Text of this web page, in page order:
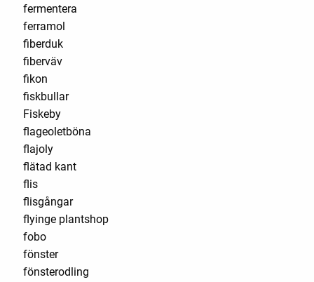
fermentera
ferramol
fiberduk
fiberväv
fikon
fiskbullar
Fiskeby
flageoletböna
flajoly
flätad kant
flis
flisgångar
flyinge plantshop
fobo
fönster
fönsterodling